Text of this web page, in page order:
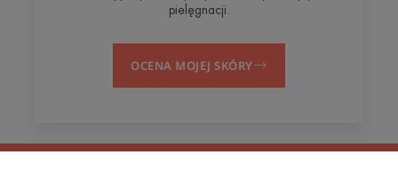
pielęgnacji.
OCENA MOJEJ SKÓRY
KontaktCzęsto zadawane pytania